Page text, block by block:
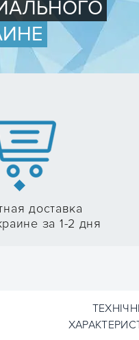
доставка
за 1-2 дня
ТЕХНІЧНІ